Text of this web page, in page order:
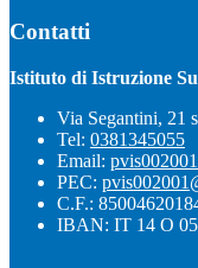
Contatti
Istituto di Istruzione
Via Segantini, 21
Tel: 0381345055
Email:
PEC:
C.F.:
IBAN: IT 14 O